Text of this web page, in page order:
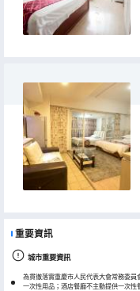
重要資訊
城市重要資訊
為貫徹落實重慶市人民代表大會常務委
一次性用品；酒店餐廳不主動提供一次性